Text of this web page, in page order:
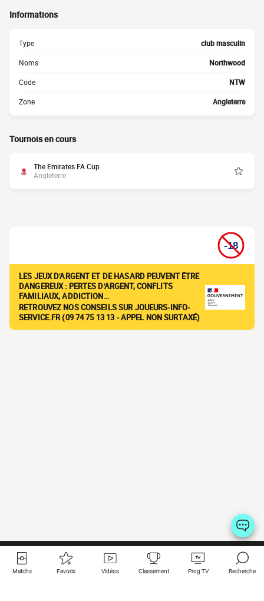
Informations
Type club masculin
Noms Northwood
Code NTW
Zone Angleterre
Tournois en cours
The Emirates FA Cup
Angleterre
LES JEUX D'ARGENT ET DE HASARD PEUVENT ÊTRE
DANGEREUX : PERTES D'ARGENT, CONFLITS
FAMILIAUX, ADDICTION…
RETROUVEZ NOS CONSEILS SUR JOUEURS-INFO-
SERVICE.FR (09 74 75 13 13 - APPEL NON SURTAXÉ)
Matchs Favoris Vidéos Classement Prog TV Recherche